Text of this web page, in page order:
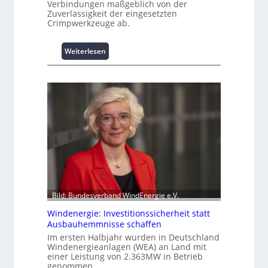
a
s
t
i
z
e
n
m
a
n
g
m
e
n
t
h
o
c
Verbindungen maßgeblich von der
Zuverlässigkeit der eingesetzten
Crimpwerkzeuge ab.
Weiterlesen
I
t
e
l
l
i
g
n
e
N
u
t
z
u
n
Bild: Bundesverband WindEnergie e.V.
Windenergie: Investitionssicherheit statt
Ausbauhemmnisse schaffen
Im ersten Halbjahr wurden in Deutschland
Windenergieanlagen (WEA) an Land mit
einer Leistung von 2.363MW in Betrieb